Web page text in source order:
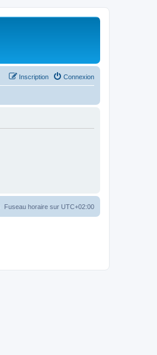
Connexion
Inscription
Fuseau horaire sur UTC+02:00